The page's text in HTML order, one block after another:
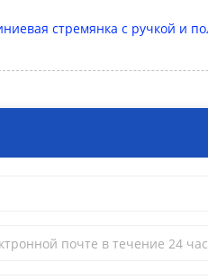
стремянка с ручкой и